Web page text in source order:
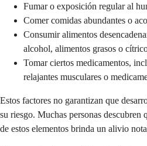
Fumar o exposición regular al
Comer comidas abundantes o
Consumir alimentos
alcohol, alimentos grasos o
Tomar ciertos medicamentos,
relajantes musculares o
Estos factores no garantizan que
su riesgo. Muchas personas descubren
de estos elementos brinda un alivio